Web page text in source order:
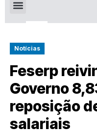
Notícias
Feserp
Governo
reposição
salariais